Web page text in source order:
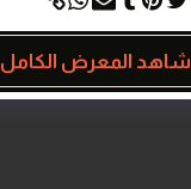
شاهد المعرض الكامل